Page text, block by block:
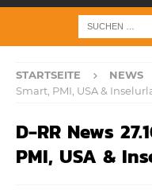
STARTSEITE NEWS
Smart, PMI, USA &
D-RR News
PMI, USA &